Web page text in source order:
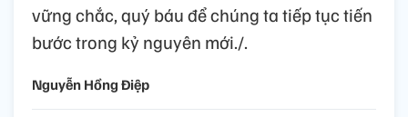
vững chắc, quý báu để chúng ta tiếp tục tiến
bước trong kỷ nguyên mới./.
Nguyễn Hồng Điệp